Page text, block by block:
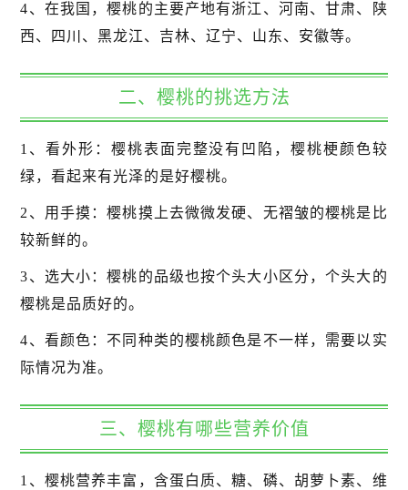
4、在我国，樱桃的主要产地有浙江、河南、甘肃、陕
西、四川、黑龙江、吉林、辽宁、山东、安徽等。
二、樱桃的挑选方法
1、看外形：樱桃表面完整没有凹陷，樱桃梗颜色较
绿，看起来有光泽的是好樱桃。
2、用手摸：樱桃摸上去微微发硬、无褶皱的樱桃是比
较新鲜的。
3、选大小：樱桃的品级也按个头大小区分，个头大的
樱桃是品质好的。
4、看颜色：不同种类的樱桃颜色是不一样，需要以实
际情况为准。
三、樱桃有哪些营养价值
1、樱桃营养丰富，含蛋白质、糖、磷、胡萝卜素、维